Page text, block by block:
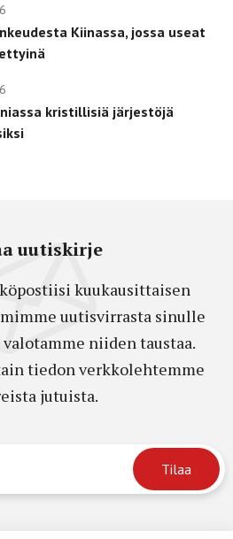
Kiinassa, jossa useat
kristillisiä järjestöjä
uutiskirje
kuukausittaisen
uutisvirrasta sinulle
niiden taustaa.
tiedon verkkolehtemme
jutuista.